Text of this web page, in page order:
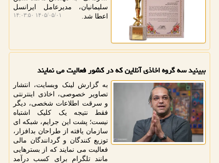
سلیمانیان، مدیرعامل ایرانسل
اعطا شد.
۱۴۰۵/۰۵/۰۱ ۱۴:۰۳:۵۰
ببینید سه گروه اخاذی آنلاین که در کشور فعالیت می نمایند
به گزارش لینک وبسایت، انتشار
تصاویر خصوصی، اخاذی اینترنتی
و سرقت اطلاعات شخصی، دیگر
فقط نتیجه یک کلیک اشتباه
نیست؛ پشت این جرایم، شبکه ای
سازمان یافته از طراحان بدافزار،
توزیع کنندگان و گردانندگان مالی
فعالیت می نمایند که از بسترهایی
مانند تلگرام برای کسب درآمد